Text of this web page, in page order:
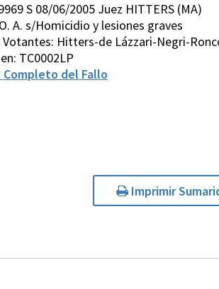
S 08/06/2005 Juez HITTERS (MA)
A. s/Homicidio y lesiones graves
Hitters-de Lázzari-Negri-
TC0002LP
del Fallo
Imprimir